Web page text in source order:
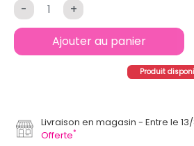
- +
Ajouter au panier
Produit
Livraison en magasin
Entre le
Offerte*